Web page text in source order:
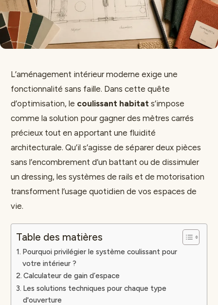
L’aménagement intérieur moderne exige une
fonctionnalité sans faille. Dans cette quête
d’optimisation, le coulissant habitat s’impose
comme la solution pour gagner des mètres carrés
précieux tout en apportant une fluidité
architecturale. Qu’il s’agisse de séparer deux pièces
sans l’encombrement d’un battant ou de dissimuler
un dressing, les systèmes de rails et de motorisation
transforment l’usage quotidien de vos espaces de
vie.
Table des matières
Pourquoi privilégier le système coulissant pour
votre intérieur ?
Calculateur de gain d’espace
Les solutions techniques pour chaque type
d'ouverture